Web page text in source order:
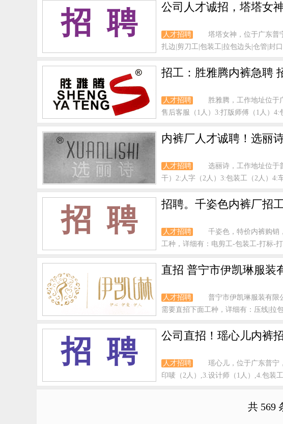
招 聘 公司人才诚招，塔塔女
人才招聘
塔塔女神，位于广东普
扎边|剪刀工|包装工|拉包边头|仓管|封
招工：胜雅腾内裤急聘
人才招聘
胜雅腾，工作地址位于
售后客服（1人）3:打版师傅（1人）4:
内裤厂人才诚聘！选丽
人才招聘
选丽诗，工作地址位于
干）2:人字（2人）3:包装工（2人）4:
招 聘 招聘。千姿色内裤厂招
人才招聘
千姿色，特价内裤购销
工种，详细有：电剪工-包装工-打标-
直招 普宁市伊凯琳服装
人才招聘
普宁市伊凯琳服装有限
需要直招下面工种，详细有：压线|拉
招 聘 公司直招！瑶心儿内裤
人才招聘
瑶心儿，位于广东普宁
印唛（2人）,3.设计师（1人）,4.包装
共 569